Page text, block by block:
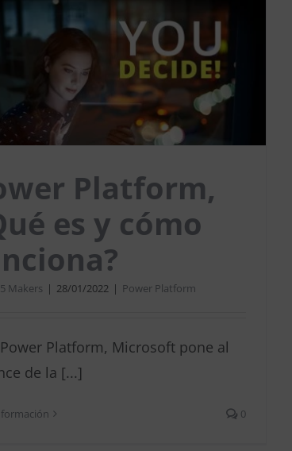
Platform,
es y cómo
Makers | 28/01/2022 | Power Platform
Platform, Microsoft pone al
de la [...]
0